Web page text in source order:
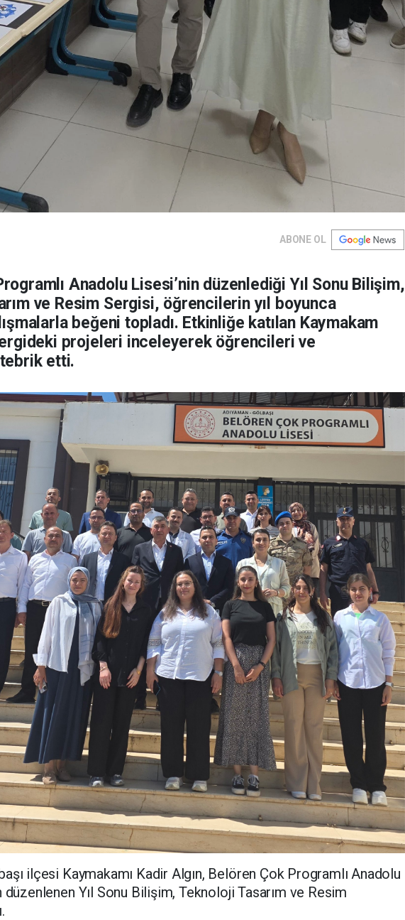
ABONE OL
Anadolu Lisesi’nin düzenlediği Yıl Sonu Bilişim,
ve Resim Sergisi, öğrencilerin yıl boyunca
beğeni topladı. Etkinliğe katılan Kaymakam
projeleri inceleyerek öğrencileri ve
etti.
ilçesi Kaymakamı Kadir Algın, Belören Çok Programlı Anadolu
düzenlenen Yıl Sonu Bilişim, Teknoloji Tasarım ve Resim